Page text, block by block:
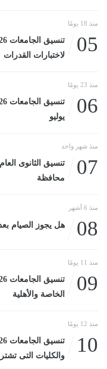
منذ 18 يومًا
05
لاختبارات القدرات
منذ 23 يومًا
06
يوليو
منذ شهر واحد
07
محافظة
منذ 6 أشهر
08 هل يجوز الصيام
منذ 11 يومًا
09
الخاصة والأهلية
منذ 12 يومًا
10
والكليات التى